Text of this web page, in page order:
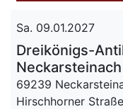
Sa. 09.01.2027
Dreikönigs-
Neckarsteinach
69239
Hirschhorner